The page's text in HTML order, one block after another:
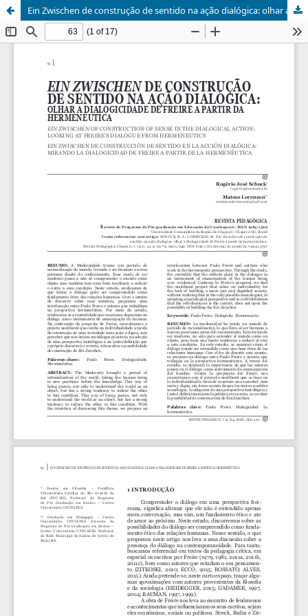
Ein Zwischen de construção de sentido na ação dialógica: olhar a dialogicidade de Freire a partir da hermenêutica